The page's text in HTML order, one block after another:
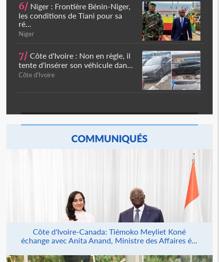
6/ Niger : Frontière Bénin-Niger,
les conditions de Tiani pour sa
ré...
Niger
7/ Côte d'Ivoire : Non en règle, il
tente d'insérer son véhicule dan...
Côte d'Ivoire
COMMUNIQUÉS
Côte d'Ivoire-Canada: Tiémoko Meyliet Koné
échange avec Anita Anand, Ministre des Affaires é...